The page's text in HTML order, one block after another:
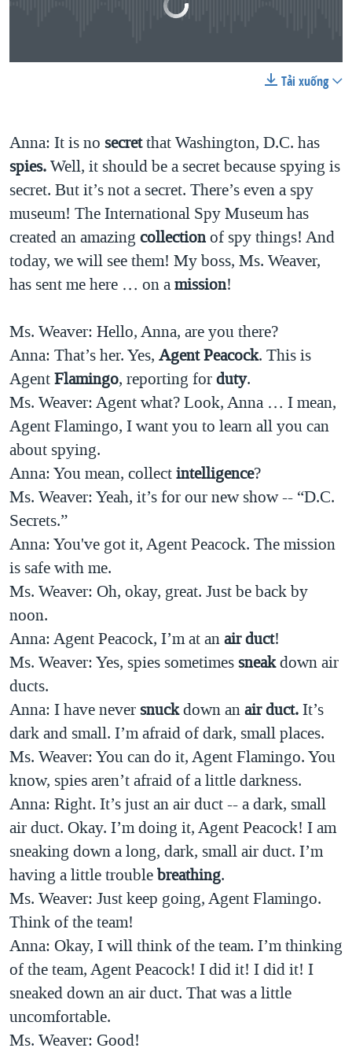
Tải xuống
Anna: It is no secretthat Washington, D.C. has
spies.Well, it should be a secret because spying is
secret. But it’s not a secret. There’s even a spy
museum! The International Spy Museum has
created an amazing collectionof spy things! And
today, we will see them! My boss, Ms. Weaver,
has sent me here … on amission!
Ms. Weaver: Hello, Anna, are you there?
Anna: That’s her. Yes, Agent Peacock. This is
AgentFlamingo, reporting forduty.
Ms. Weaver: Agent what? Look, Anna … I mean,
Agent Flamingo, I want you to learn all you can
about spying.
Anna: You mean, collectintelligence?
Ms. Weaver: Yeah, it’s for our new show -- “D.C.
Secrets.”
Anna: You've got it, Agent Peacock. The mission
is safe with me.
Ms. Weaver: Oh, okay, great. Just be back by
noon.
Anna: Agent Peacock, I’m at anair duct!
Ms. Weaver: Yes, spies sometimessneakdown air
ducts.
Anna: I have neversnuckdown anair duct.It’s
dark and small. I’m afraid of dark, small places.
Ms. Weaver: You can do it, Agent Flamingo. You
know, spies aren’t afraid of a little darkness.
Anna: Right. It’s just an air duct -- a dark, small
air duct. Okay. I’m doing it, Agent Peacock! I am
sneaking down a long, dark, small air duct. I’m
having a little troublebreathing.
Ms. Weaver: Just keep going, Agent Flamingo.
Think of the team!
Anna: Okay, I will think of the team. I’m thinking
of the team, Agent Peacock! I did it! I did it! I
sneaked down an air duct. That was a little
uncomfortable.
Ms. Weaver: Good!